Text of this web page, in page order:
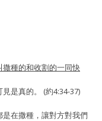
撒種的和收割的一同快
見是真的。 (約4:34-37)
在撒種，讓對方對我們